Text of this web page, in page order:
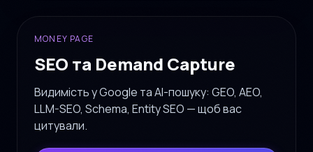
MONEY PAGE
SEO та Demand Capture
Видимість у Google та AI-пошуку: GEO, AEO,
LLM-SEO, Schema, Entity SEO — щоб вас
цитували.